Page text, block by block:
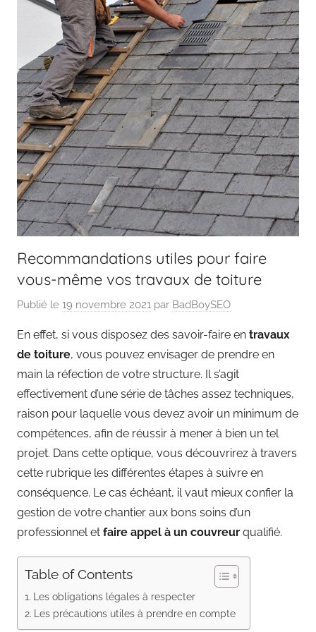
Recommandations utiles pour faire
vous-même vos travaux de toiture
Publié le 19 novembre 2021 par BadBoySEO
En effet, si vous disposez des savoir-faire en travaux
de toiture, vous pouvez envisager de prendre en
main la réfection de votre structure. Il s’agit
effectivement d’une série de tâches assez techniques,
raison pour laquelle vous devez avoir un minimum de
compétences, afin de réussir à mener à bien un tel
projet. Dans cette optique, vous découvrirez à travers
cette rubrique les différentes étapes à suivre en
conséquence. Le cas échéant, il vaut mieux confier la
gestion de votre chantier aux bons soins d’un
professionnel et faire appel à un couvreur qualifié.
Table of Contents
Les obligations légales à respecter
Les précautions utiles à prendre en compte